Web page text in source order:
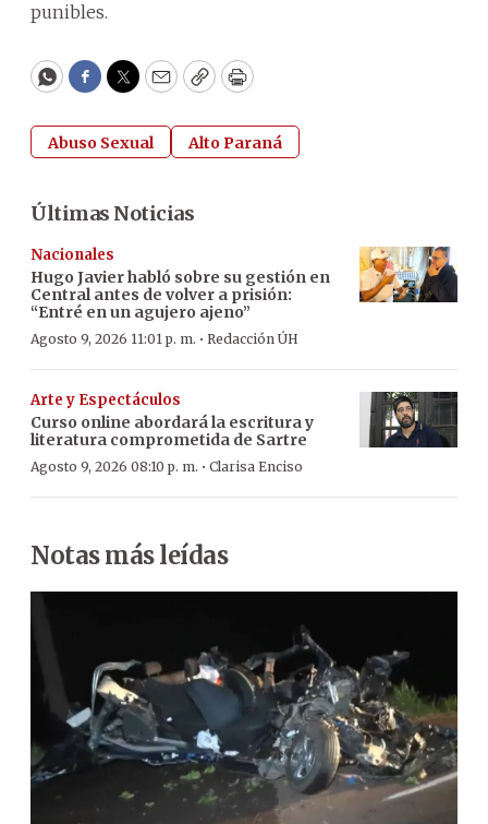
punibles.
WhatsApp
Facebook
Twitter
EmailCopyPrint
Abuso Sexual Alto Paraná
Últimas Noticias
Nacionales
Hugo Javier habló sobre su gestión en
Central antes de volver a prisión:
“Entré en un agujero ajeno”
Agosto 9, 2026 11:01 p. m. · Redacción ÚH
Arte y Espectáculos
Curso online abordará la escritura y
literatura comprometida de Sartre
Agosto 9, 2026 08:10 p. m. · Clarisa Enciso
Notas más leídas